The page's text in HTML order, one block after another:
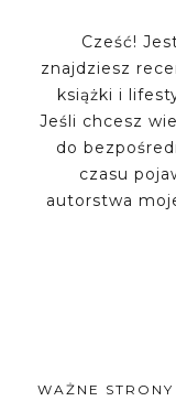
Cześć!
znajdziesz
książki i
Jeśli chcesz
do
czasu
autorstwa
WAŻNE STRONY